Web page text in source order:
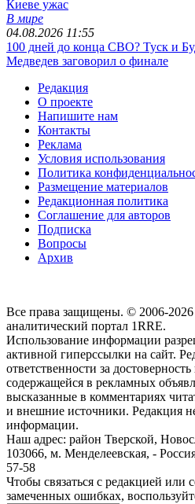
Киеве ужас
В мире
04.08.2026 11:55
100 дней до конца СВО? Туск и
Медведев заговорил о финале
Редакция
О проекте
Напишите нам
Контакты
Реклама
Условия использования
Политика
Размещение материалов
Редакционная политика
Соглашение для авторов
Подписка
Вопросы
Архив
Все права защищены. © 2006-
аналитический портал 1RRE.
Использование информации
активной гиперссылки на сайт.
ответственности за
содержащейся в рекламных
высказанные в комментариях
и внешние источники. Редакция
информации.
Наш адрес: район Тверской,
103066, м. Менделеевская, -
57-58
Чтобы связаться с редакцией или
замеченных ошибках,